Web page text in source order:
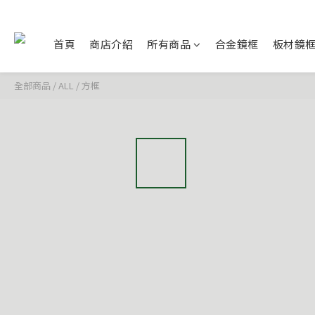
首頁 商店介紹 所有商品 合金鏡框 板材鏡
全部商品 /ALL / 方框